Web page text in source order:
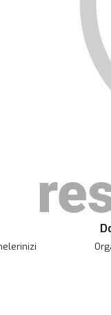
Bu ürüne ilk yorumu siz
açıklamalarında ve
tarafımıza iletebilirsiniz.